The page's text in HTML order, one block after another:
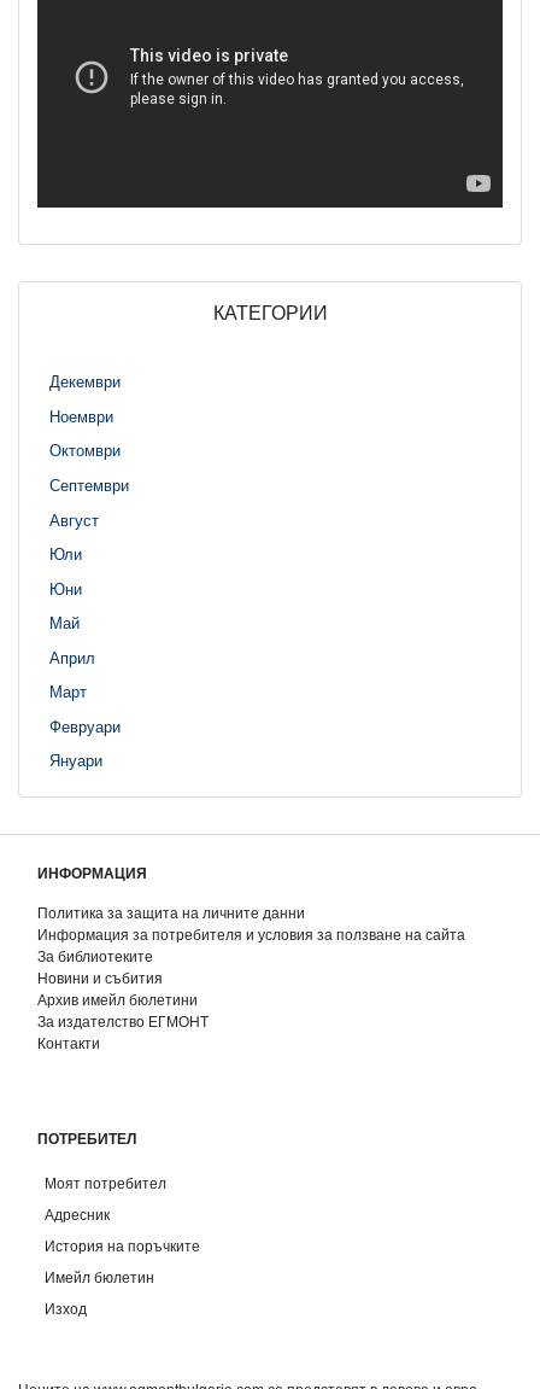
КАТЕГОРИИ
Декември
Ноември
Октомври
Септември
Август
Юли
Юни
Май
Април
Март
Февруари
Януари
ИНФОРМАЦИЯ
Политика за защита на личните данни
Информация за потребителя и условия за ползване на сайта
За библиотеките
Новини и събития
Архив имейл бюлетини
За издателство ЕГМОНТ
Контакти
ПОТРЕБИТЕЛ
Моят потребител
Адресник
История на поръчките
Имейл бюлетин
Изход